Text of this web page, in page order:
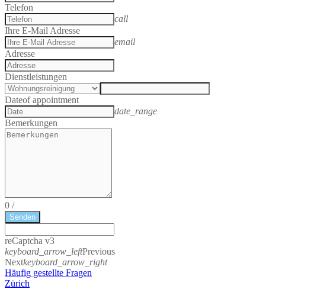
Telefon
call
Ihre E-Mail Adresse
email
Adresse
Dienstleistungen
Dateof appointment
date_range
Bemerkungen
0 /
Senden
reCaptcha v3
keyboard_arrow_leftPrevious
Nextkeyboard_arrow_right
Häufig gestellte Fragen
Zürich